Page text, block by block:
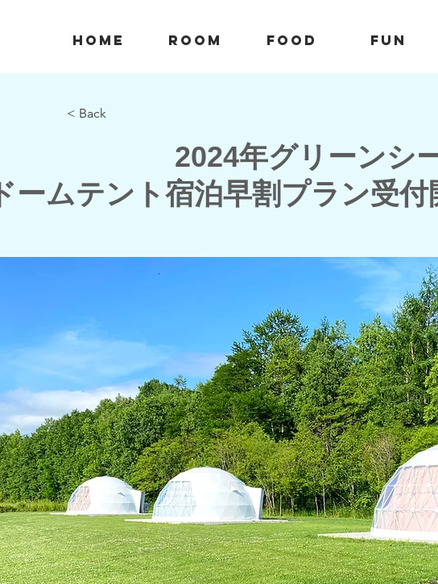
Home Room Food Fun
< Back
2024年グリーンシ
ドームテント宿泊早割プラン受